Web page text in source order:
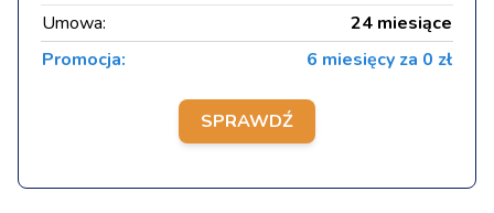
Umowa:
24 miesiące
Promocja:
6 miesięcy za 0 zł
SPRAWDŹ